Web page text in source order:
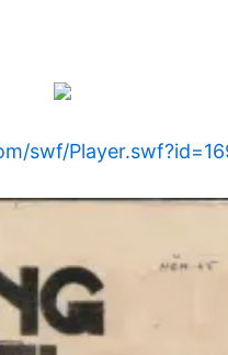
swf/